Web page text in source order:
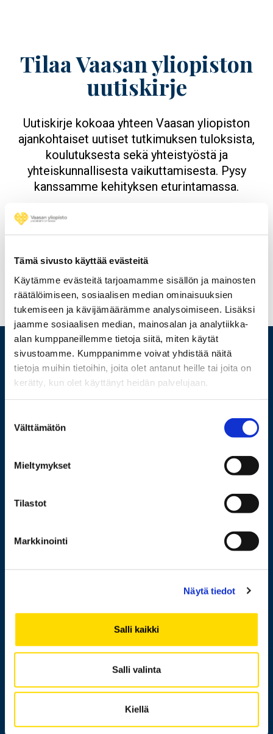
Tämä sivusto käyttää evästeitä
Käytämme evästeitä tarjoamamme sisällön ja mainosten
räätälöimiseen, sosiaalisen median ominaisuuksien
tukemiseen ja kävijämäärämme analysoimiseen. Lisäksi
jaamme sosiaalisen median, mainosalan ja analytiikka-
alan kumppaneillemme tietoja siitä, miten käytät
sivustoamme. Kumppanimme voivat yhdistää näitä
tietoja muihin tietoihin, joita olet antanut heille tai joita on
kerätty, kun olet käyttänyt heidän palvelujaan.
valinta
Välttämätön
Mieltymykset
Tilastot
Markkinointi
Näytä tiedot
Salli kaikki
Salli valinta
Kiellä
Tilaa Vaasan yliopiston
uutiskirje
Uutiskirje kokoaa yhteen Vaasan yliopiston
ajankohtaiset uutiset tutkimuksen tuloksista,
koulutuksesta sekä yhteistyöstä ja
yhteiskunnallisesta vaikuttamisesta. Pysy
kanssamme kehityksen eturintamassa.
Lisää yhteystietoja
Opiskelijaksi
Tutkimus
Yhteistyö
Uutishuone